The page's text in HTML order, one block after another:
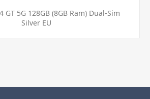
GT 5G 128GB (8GB Ram) Dual-Sim
Silver EU